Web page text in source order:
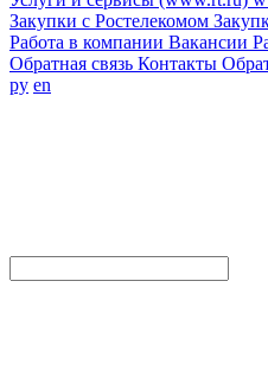
Закупки с Ростелекомом
Работа в компании Вакансии
Обратная связь Контакты
ру en